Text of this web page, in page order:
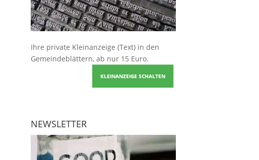
Ihre private Kleinanzeige (Text) in den
Gemeindeblättern, ab nur 15 Euro.
KLEINANZEIGE SCHALTEN
NEWSLETTER